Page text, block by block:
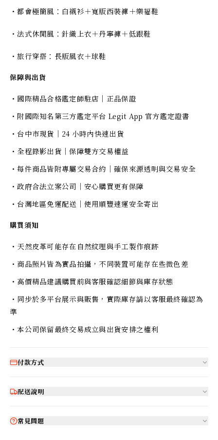
・都會極簡風：白襯衫＋寬版西裝褲＋樂福鞋
・法式休閒風：針織上衣＋丹寧褲＋低跟鞋
・旅行穿搭：長版風衣＋球鞋
保障與出貨
・國際精品合格鑑定師駐店｜正品保證
・附國際知名第三方鑑定平台 Legit App 官方鑑定證書
・台中市現貨｜24 小時內快速出貨
・全程錄影出貨｜保障雙方交易權益
・每件商品皆附專屬交易合約｜確保來源透明與交易安全
・政府合法立案公司｜安心購買更有保障
・台灣地區免運配送｜使用順豐速運安全寄出
購買須知
・天然皮革可能存在自然紋理與手工製作痕跡
・商品照片皆為實品拍攝，不同裝置可能存在些微色差
・高價精品建議購買前與客服確認細節與庫存狀態
・同步於多平台展示與販售，實際庫存請以客服最終確認為
準
・本公司保留最終交易成立與出貨安排之權利
付款方式
配送說明
常見問題